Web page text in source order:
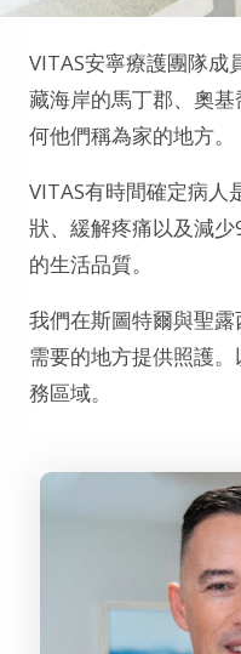
VITAS安寧療護團隊成
藏海岸的馬丁郡、奧
何他們稱為家的地方。
VITAS有時間確定病人
狀、緩解疼痛以及減
的生活品質。
我們在斯圖特爾與聖
需要的地方提供照護
務區域。